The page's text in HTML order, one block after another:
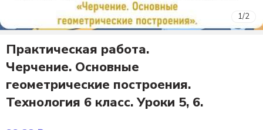
1/2
Практическая работа.
Черчение. Основные
геометрические построения.
Технология 6 класс. Уроки 5, 6.